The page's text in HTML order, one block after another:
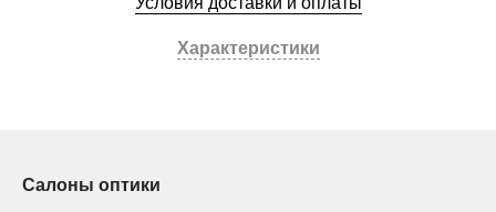
Характеристики
Салоны оптики